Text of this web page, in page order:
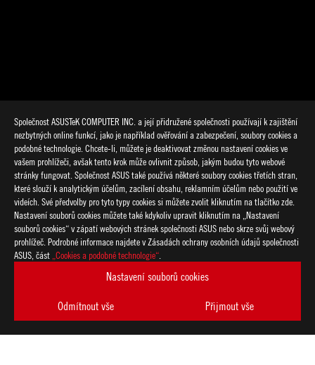
Společnost ASUSTeK COMPUTER INC. a její přidružené společnosti používají k zajištění
nezbytných online funkcí, jako je například ověřování a zabezpečení, soubory cookies a
podobné technologie. Chcete-li, můžete je deaktivovat změnou nastavení cookies ve
vašem prohlížeči, avšak tento krok může ovlivnit způsob, jakým budou tyto webové
stránky fungovat. Společnost ASUS také používá některé soubory cookies třetích stran,
které slouží k analytickým účelům, zacílení obsahu, reklamním účelům nebo použití ve
videích. Své předvolby pro tyto typy cookies si můžete zvolit kliknutím na tlačítko zde.
Nastavení souborů cookies můžete také kdykoliv upravit kliknutím na „Nastavení
souborů cookies“ v zápatí webových stránek společnosti ASUS nebo skrze svůj webový
prohlížeč. Podrobné informace najdete v Zásadách ochrany osobních údajů společnosti
ASUS, část „Cookies a podobné technologie“
Nastavení souborů cookies
Odmítnout vše Přijmout vše
> GAMING GEFORCE RTX 2080
PODPOROVANÉ TYPY PLATEB
ZÍSKEJTE NEJNOVĚJŠÍ NABÍDKY A DALŠÍ
VYTVOŘIT
ÚČET